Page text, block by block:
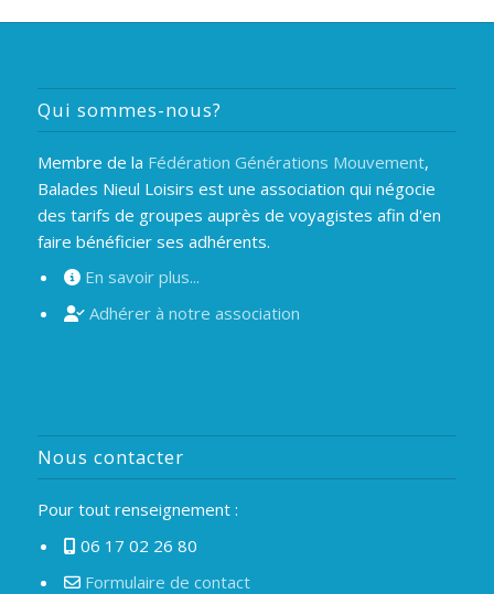
Qui sommes-nous?
Membre de la Fédération Générations Mouvement,
Balades Nieul Loisirs est une association qui négocie
des tarifs de groupes auprès de voyagistes afin d'en
faire bénéficier ses adhérents.
En savoir plus...
Adhérer à notre association
Nous contacter
Pour tout renseignement :
06 17 02 26 80
Formulaire de contact